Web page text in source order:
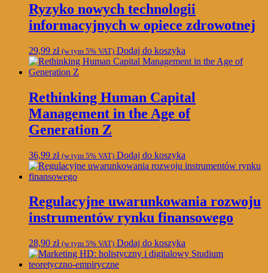
Ryzyko nowych technologii
informacyjnych w opiece zdrowotnej
29,99 zł (w tym 5% VAT) Dodaj do koszyka
Rethinking Human Capital
Management in the Age of
Generation Z
36,99 zł (w tym 5% VAT) Dodaj do koszyka
Regulacyjne uwarunkowania rozwoju
instrumentów rynku finansowego
28,90 zł (w tym 5% VAT) Dodaj do koszyka